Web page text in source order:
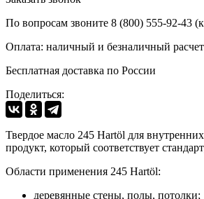
По вопросам звоните 8 (800) 555-92-43
Оплата: наличный и безналичный расчет
Бесплатная доставка по России
Поделиться:
Твердое масло 245 Hartöl для
продукт, который соответствует
Области применения 245 Hartöl:
деревянные стены, полы, потолки;